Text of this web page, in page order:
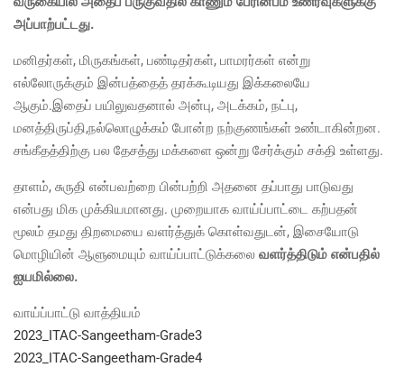
அப்பாற்பட்டது.
மனிதர்கள், மிருகங்கள், பண்டிதர்கள், பாமரர்கள் என்று
எல்லோருக்கும் இன்பத்தைத் தரக்கூடியது இக்கலையே
ஆகும்.இதைப் பயிலுவதனால் அன்பு, அடக்கம், நட்பு,
மனத்திருப்தி,நல்லாெழுக்கம் பாேன்ற நற்குணங்கள் உண்டாகின்றன.
சங்கீதத்திற்கு பல தேசத்து மக்களை ஒன்று சேர்க்கும் சக்தி உள்ளது.
தாளம், சுருதி என்பவற்றை பின்பற்றி அதனை தப்பாது பாடுவது
என்பது மிக முக்கியமானது. முறையாக வாய்ப்பாட்டை கற்பதன்
மூலம் தமது திறமையை வளர்த்துக் கொள்வதுடன், இசையோடு
மொழியின் ஆளுமையும் வாய்ப்பாட்டுக்கலை வளர்த்திடும் என்பதில்
ஐயமில்லை.
வாய்ப்பாட்டு வாத்தியம்
2023_ITAC-Sangeetham-Grade3
2023_ITAC-Sangeetham-Grade4